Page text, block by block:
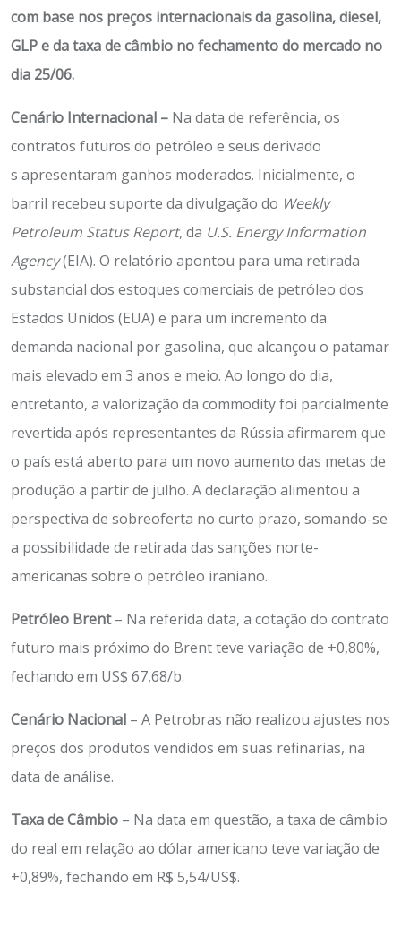
com base nos preços internacionais da gasolina, diesel,
GLP e da taxa de câmbio no fechamento do mercado no
dia 25/06.
Cenário Internacional – Na data de referência, os
contratos futuros do petróleo e seus derivado
s apresentaram ganhos moderados. Inicialmente, o
barril recebeu suporte da divulgação do Weekly
Petroleum Status Report, da U.S. Energy Information
Agency(EIA). O relatório apontou para uma retirada
substancial dos estoques comerciais de petróleo dos
Estados Unidos (EUA) e para um incremento da
demanda nacional por gasolina, que alcançou o patamar
mais elevado em 3 anos e meio. Ao longo do dia,
entretanto, a valorização da commodity foi parcialmente
revertida após representantes da Rússia afirmarem que
o país está aberto para um novo aumento das metas de
produção a partir de julho. A declaração alimentou a
perspectiva de sobreoferta no curto prazo, somando-se
a possibilidade de retirada das sanções norte-
americanas sobre o petróleo iraniano.
Petróleo Brent– Na referida data, a cotação do contrato
futuro mais próximo do Brent teve variação de +0,80%,
fechando em US$ 67,68/b.
Cenário Nacional – A Petrobras não realizou ajustes nos
preços dos produtos vendidos em suas refinarias, na
data de análise.
Taxa de Câmbio – Na data em questão, a taxa de câmbio
do real em relação ao dólar americano teve variação de
+0,89%, fechando em R$ 5,54/US$.